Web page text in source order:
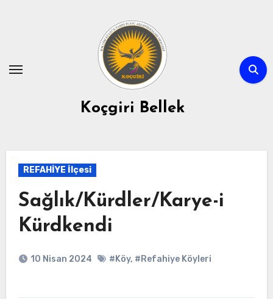
Koçgiri Bellek
REFAHİYE İlçesi
Sağlık/Kürdler/Karye-i
Kürdkendi
10 Nisan 2024 #Köy, #Refahiye Köyleri